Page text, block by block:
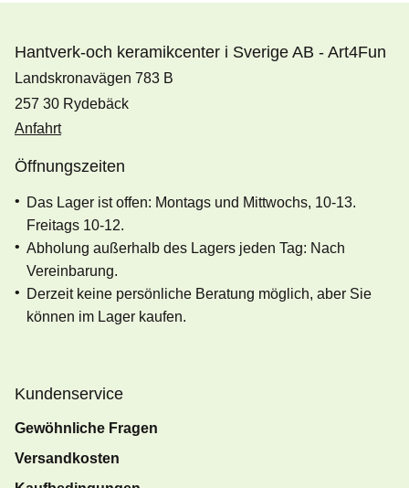
Hantverk-och keramikcenter i Sverige AB - Art4Fun
Landskronavägen 783 B
257 30 Rydebäck
Anfahrt
Öffnungszeiten
Das Lager ist offen: Montags und Mittwochs, 10-13.
Freitags 10-12.
Abholung außerhalb des Lagers jeden Tag: Nach
Vereinbarung.
Derzeit keine persönliche Beratung möglich, aber Sie
können im Lager kaufen.
Kundenservice
Gewöhnliche Fragen
Versandkosten